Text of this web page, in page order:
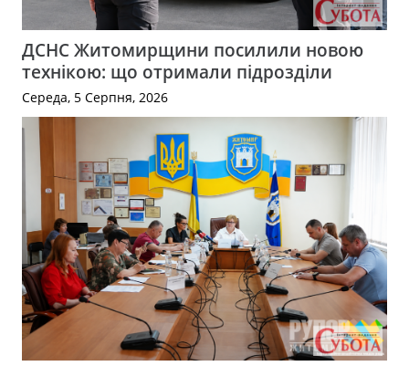
ДСНС Житомирщини посилили новою
технікою: що отримали підрозділи
Середа, 5 Серпня, 2026